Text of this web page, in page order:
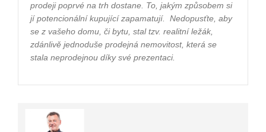
prodeji poprvé na trh dostane. To, jakým způsobem si
jí potencionální kupující zapamatují.
Nedopusťte, aby
se z vašeho domu, či bytu, stal tzv. realitní ležák,
zdánlivě jednoduše prodejná nemovitost, která se
stala neprodejnou díky své prezentaci.